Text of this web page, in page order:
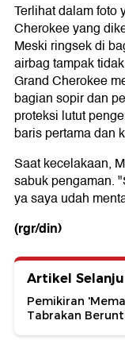
Terlihat dalam foto
Cherokee yang
Meski ringsek di
airbag tampak
Grand Cherokee
bagian sopir dan
proteksi lutut
baris pertama dan
Saat kecelakaan,
sabuk pengaman.
ya saya udah
(rgr/din)
Artikel
Pemikiran
Tabrakan